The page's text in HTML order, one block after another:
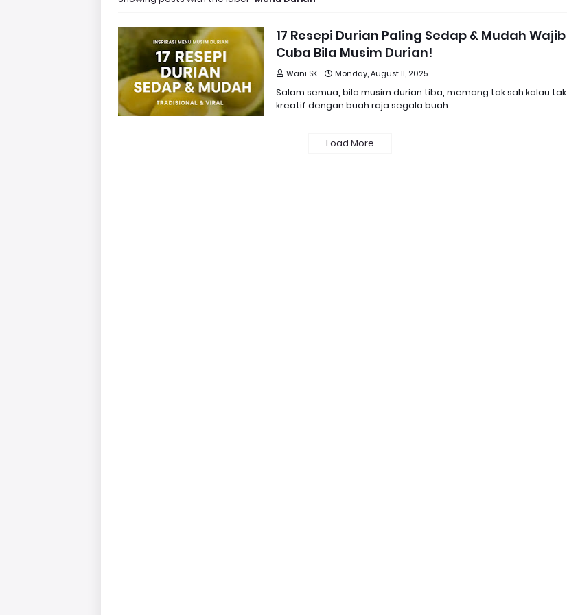
17 Resepi Durian Paling Sedap & Mudah Wajib
Cuba Bila Musim Durian!
Wani SK Monday, August 11, 2025
Salam semua, bila musim durian tiba, memang tak sah kalau tak
kreatif dengan buah raja segala buah …
Load More